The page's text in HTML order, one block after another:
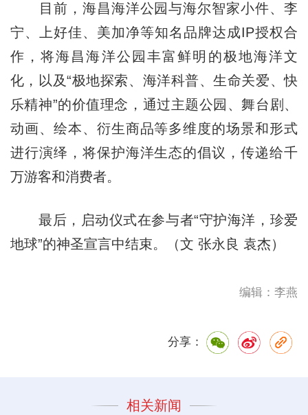
目前，海昌海洋公园与海尔智家小件、李
宁、上好佳、美加净等知名品牌达成IP授权合
作，将海昌海洋公园丰富鲜明的极地海洋文
化，以及“极地探索、海洋科普、生命关爱、快
乐精神”的价值理念，通过主题公园、舞台剧、
动画、绘本、衍生商品等多维度的场景和形式
进行演绎，将保护海洋生态的倡议，传递给千
万游客和消费者。
最后，启动仪式在参与者“守护海洋，珍爱
地球”的神圣宣言中结束。（文 张永良 袁杰）
编辑：李燕
分享：
相关新闻